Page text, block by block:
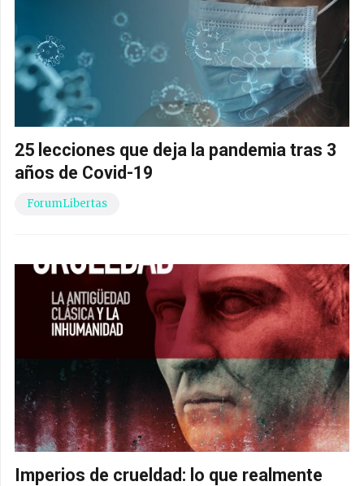
25 lecciones que deja la pandemia tras 3
años de Covid-19
ForumLibertas
Imperios de crueldad: lo que realmente